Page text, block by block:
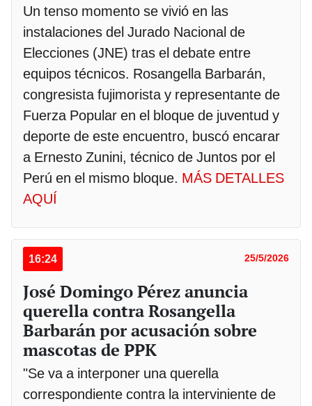
Un tenso momento se vivió en las
instalaciones del Jurado Nacional de
Elecciones (JNE) tras el debate entre
equipos técnicos. Rosangella Barbarán,
congresista fujimorista y representante de
Fuerza Popular en el bloque de juventud y
deporte de este encuentro, buscó encarar
a Ernesto Zunini, técnico de Juntos por el
Perú en el mismo bloque. MÁS DETALLES
AQUÍ
16:24 25/5/2026
José Domingo Pérez anuncia
querella contra Rosangella
Barbarán por acusación sobre
mascotas de PPK
"Se va a interponer una querella
correspondiente contra la interviniente de